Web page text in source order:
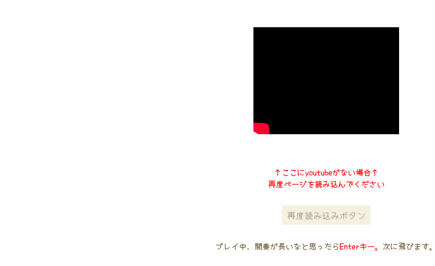
↑ここにyoutubeがない場合↑
再度ページを読み込んでください
再度読み込みボタン
プレイ中、間奏が長いなと思ったらEnterキー。 次に飛びます